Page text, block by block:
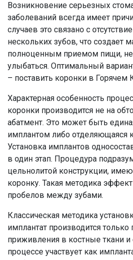
Возникновение серьезных
заболеваний всегда имеет
случаев это связано с
нескольких зубов, что создает
полноценным приемом пищи,
улыбаться. Оптимальный
– поставить коронки в Горячем
Характерная особенность
коронки производится не на
абатмент. Это может быть
имплантом либо отделяющаяся
Установка имплантов
в один этап. Процедура
цельнолитой конструкции,
коронку. Такая методика
пробелов между зубами.
Классическая методика
имплантат производится только
приживления в костные ткани и
процессе участвует как